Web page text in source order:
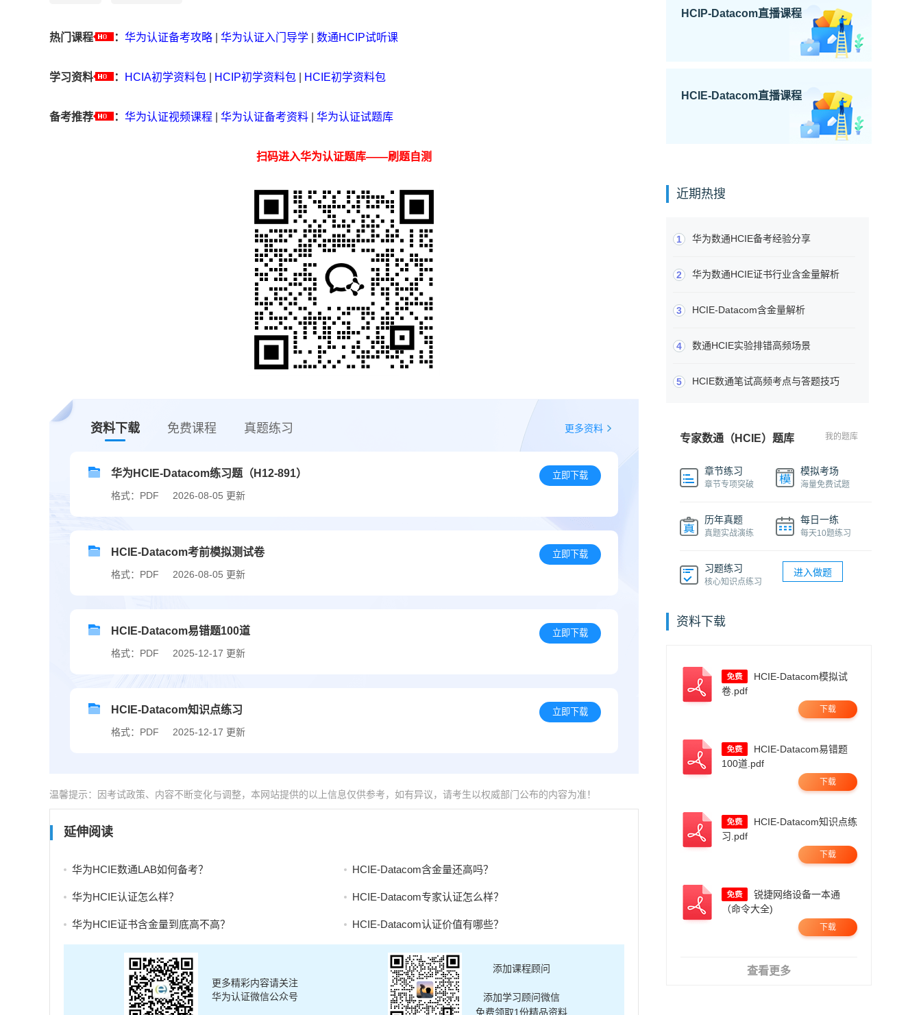
热门课程 ： 华为认证备考攻略 华为认证入门导学 数通HCIP试听课
学习资料 ： HCIA初学资料包 HCIP初学资料包 HCIE初学资料包
备考推荐 ： 华为认证视频课程 华为认证备考资料 华为认证试题库
扫码进入华为认证题库——刷题自测
资料下载 免费课程 真题练习 更多资料
华为HCIE-Datacom练习题（H12-891）
格式：PDF 2026-08-05 更新
立即下载
HCIE-Datacom考前模拟测试卷
格式：PDF 2026-08-05 更新
立即下载
HCIE-Datacom易错题100道
格式：PDF 2025-12-17 更新
立即下载
HCIE-Datacom知识点练习
格式：PDF 2025-12-17 更新
立即下载
温馨提示：因考试政策、内容不断变化与调整，本网站提供的以上信息仅供参考，如有异议，请考生以权威部门公布的内容为准！
延伸阅读
华为HCIE数通LAB如何备考？ HCIE-Datacom含金量还高吗？
华为HCIE认证怎么样？ HCIE-Datacom专家认证怎么样？
华为HCIE证书含金量到底高不高？ HCIE-Datacom认证价值有哪些？
更多精彩内容请关注
华为认证微信公众号
添加课程顾问
添加学习顾问微信
免费领取1份精品资料
HCIP-Datacom直播课程
HCIE-Datacom直播课程
近期热搜
1 华为数通HCIE备考经验分享
2 华为数通HCIE证书行业含金量解析
3 HCIE-Datacom含金量解析
4 数通HCIE实验排错高频场景
5 HCIE数通笔试高频考点与答题技巧
专家数通（HCIE）题库 我的题库
章节练习
章节专项突破
模拟考场
海量免费试题
历年真题
真题实战演练
每日一练
每天10题练习
习题练习
核心知识点练习
进入做题
资料下载
卷.pdf
下载
100道.pdf
下载
习.pdf
下载
（命令大全)
下载
查看更多